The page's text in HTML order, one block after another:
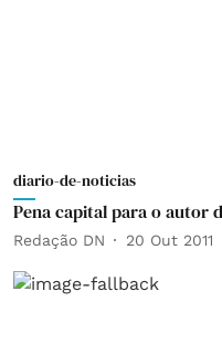
diario-de-noticias
Pena capital para o autor
Redação DN 20 Out 2011